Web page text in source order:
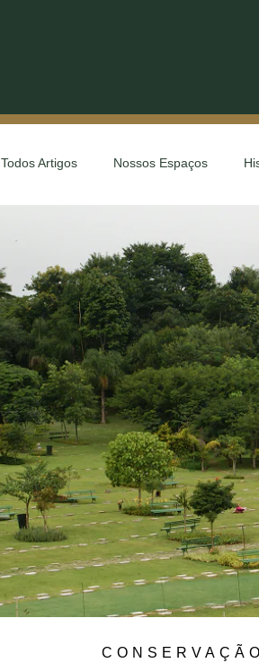
Todos Artigos Nossos Espaços
CONSERVAÇÃO